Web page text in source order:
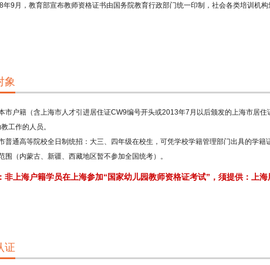
，教育部宣布教师资格证书由国务院教育行政部门统一印制，社会各类培训机构
象
市户籍（含上海市人才引进居住证CW9编号开头或2013年7月以后颁发的上海市居
工作的人员。
普通高等院校全日制统招：大三、四年级在校生，可凭学校学籍管理部门出具的学籍
围（内蒙古、新疆、西藏地区暂不参加全国统考）。
非上海户籍学员在上海参加“国家幼儿园教师资格证考试”，须提供：上
证